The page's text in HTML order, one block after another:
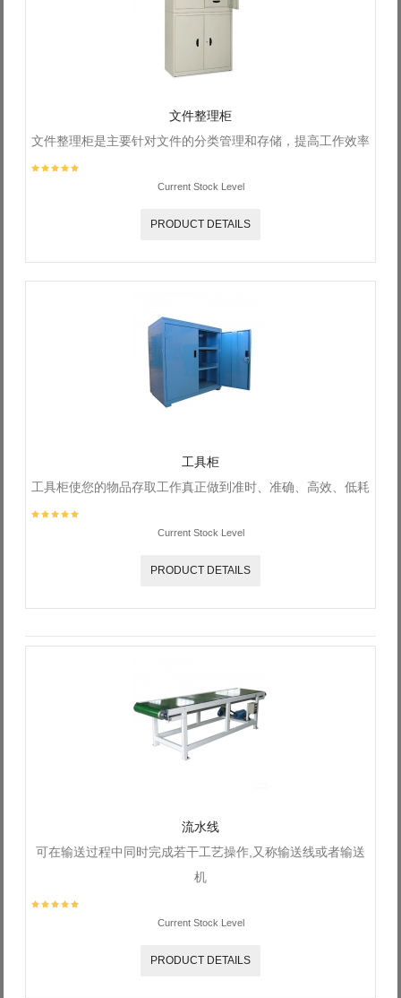
文件整理柜
文件整理柜是主要针对文件的分类管理和存储，提高工作效率
Current Stock Level
PRODUCT DETAILS
工具柜
工具柜使您的物品存取工作真正做到准时、准确、高效、低耗
Current Stock Level
PRODUCT DETAILS
流水线
可在输送过程中同时完成若干工艺操作,又称输送线或者输送
机
Current Stock Level
PRODUCT DETAILS